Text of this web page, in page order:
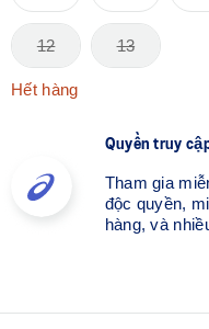
12 13
Hết hàng
Quyền truy
Tham gia
độc quyền,
hàng, và